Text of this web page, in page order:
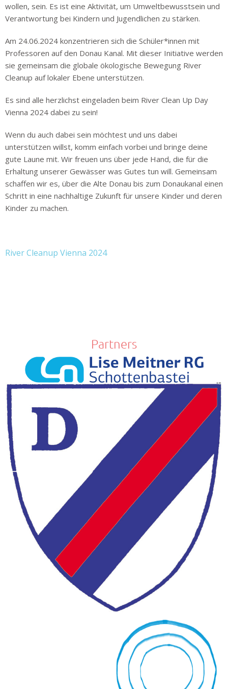
wollen, sein. Es ist eine Aktivität, um Umweltbewusstsein und
Verantwortung bei Kindern und Jugendlichen zu stärken.
Am 24.06.2024 konzentrieren sich die Schüler*innen mit
Professoren auf den Donau Kanal. Mit dieser Initiative werden
sie gemeinsam die globale ökologische Bewegung River
Cleanup auf lokaler Ebene unterstützen.
Es sind alle herzlichst eingeladen beim River Clean Up Day
Vienna 2024 dabei zu sein!
Wenn du auch dabei sein möchtest und uns dabei
unterstützen willst, komm einfach vorbei und bringe deine
gute Laune mit. Wir freuen uns über jede Hand, die für die
Erhaltung unserer Gewässer was Gutes tun will. Gemeinsam
schaffen wir es, über die Alte Donau bis zum Donaukanal einen
Schritt in eine nachhaltige Zukunft für unsere Kinder und deren
Kinder zu machen.
River Cleanup Vienna 2024
Partners